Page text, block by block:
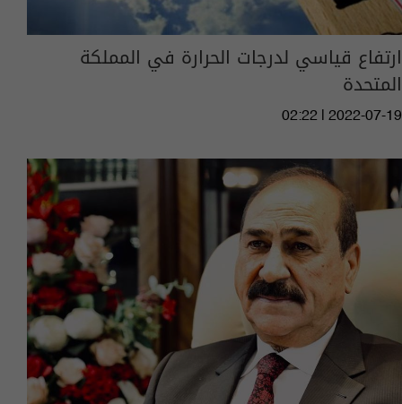
ارتفاع قياسي لدرجات الحرارة في المملكة
المتحدة
02:22 | 2022-07-19